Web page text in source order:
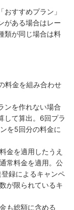
すすめプラン」
がある場合はレー
類が同じ場合は料
料金を組み合わせ
ンを作れない場合
して算出。6回プラ
を5回分の料金に
金を適用したうえ
常料金を適用。公
録によるキャンペ
が限られているキ
も総額に含める